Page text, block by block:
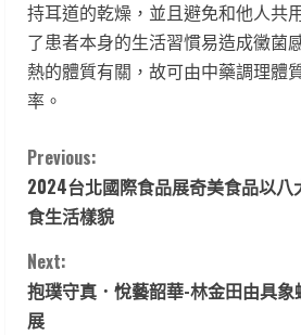
持耳道的乾燥，並且避免和他人共
了患者本身的生活習慣易造成黴菌
熱的體質有關，故可由中藥調理體
率。
C
o
n
t
Previous:
2024台北國際食品展奇美食品以
食生活樣貌
Next:
抱璞守真．悅藝韶華-林金田由具
展